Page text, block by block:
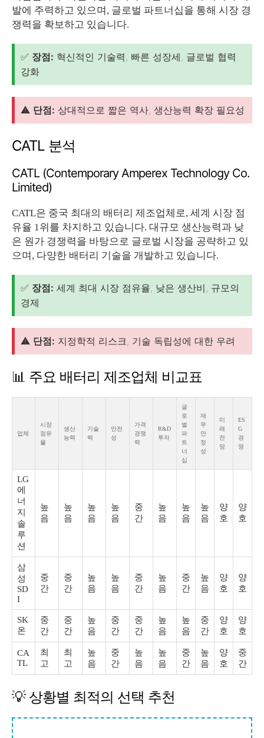
발에 주력하고 있으며, 글로벌 파트너십을 통해 시장 경
쟁력을 확보하고 있습니다.
✅ 장점: 혁신적인 기술력, 빠른 성장세, 글로벌 협력
강화
⚠️ 단점: 상대적으로 짧은 역사, 생산능력 확장 필요성
CATL 분석
CATL (Contemporary Amperex Technology Co.
Limited)
CATL은 중국 최대의 배터리 제조업체로, 세계 시장 점
유율 1위를 차지하고 있습니다. 대규모 생산능력과 낮
은 원가 경쟁력을 바탕으로 글로벌 시장을 공략하고 있
으며, 다양한 배터리 기술을 개발하고 있습니다.
✅ 장점: 세계 최대 시장 점유율, 낮은 생산비, 규모의
경제
⚠️ 단점: 지정학적 리스크, 기술 독립성에 대한 우려
📊 주요 배터리 제조업체 비교표
업체
시장
점유
율
생산
능력
기술
력
안전
성
가격
경쟁
력
R&D
투자
글
로
벌
파
트
너
십
재
무
안
정
성
미
래
전
망
ES
G
경
영
LG
에
너
지
솔
루
션
높
음
높
음
높
음
높
음
중
간
높
음
높
음
높
음
양
호
양
호
삼
성
SD
I
중
간
중
간
높
음
높
음
중
간
높
음
중
간
높
음
양
호
양
호
SK
온
중
간
중
간
높
음
중
간
중
간
높
음
높
음
중
간
양
호
양
호
CA
TL
최
고
최
고
높
음
중
간
높
음
높
음
중
간
높
음
양
호
중
간
💡 상황별 최적의 선택 추천